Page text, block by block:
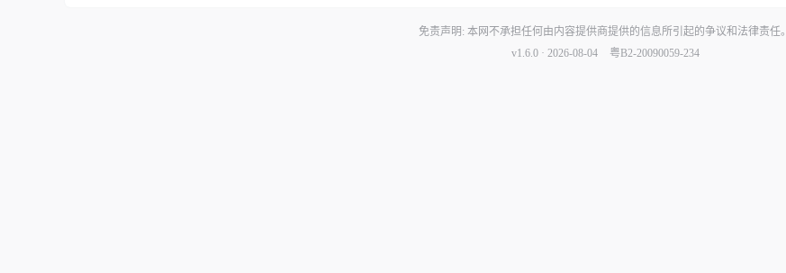
免责声明: 本网不承担任何由内容提供商提供的信息所引起的争议和法律责任。
v1.6.0 · 2026-08-04
粤B2-20090059-234